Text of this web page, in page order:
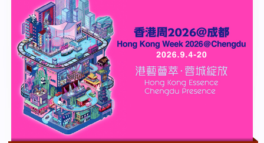
香港歷史博物館
10:00
香港科學館35周年展覽
香港科學館 | 展期至2026年9月16日
10:00
「香港故事」常設展覽
香港歷史博物館